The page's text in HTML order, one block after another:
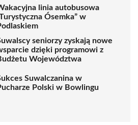
linia autobusowa
Ósemka” w
seniorzy zyskają nowe
dzięki programowi z
Województwa
Suwalczanina w
Polski w Bowlingu